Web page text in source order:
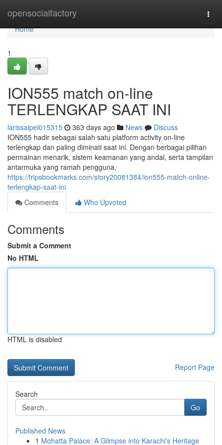
opensocialfactory
Home
Home
1
ION555 match on-line
TERLENGKAP SAAT INI
larissaipel015315 363 days ago News
Discuss
ION555 hadir sebagai salah satu platform activity on-line
terlengkap dan paling diminati saat ini. Dengan berbagai pilihan
permainan menarik, sistem keamanan yang andal, serta tampilan
antarmuka yang ramah pengguna,
https://tripsbookmarks.com/story20081384/ion555-match-online-
terlengkap-saat-ini
Comments
Who Upvoted
Comments
Submit a Comment
No HTML
HTML is disabled
Report Page
Search
Go
Published News
1 Mohatta Palace: A Glimpse into Karachi's Heritage